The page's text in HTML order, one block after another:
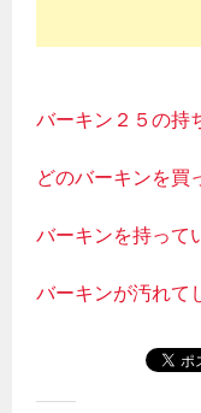
バーキン２５の持
どのバーキンを買
バーキンを持って
バーキンが汚れて